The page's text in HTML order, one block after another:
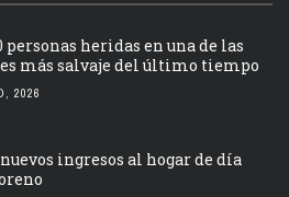
personas heridas en una de las
más salvaje del último tiempo
2026
ingresos al hogar de día